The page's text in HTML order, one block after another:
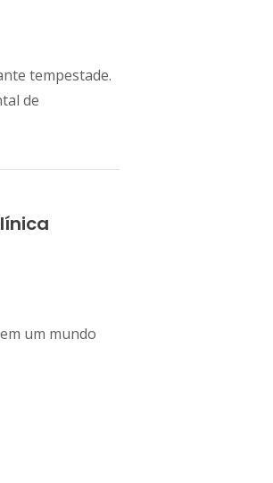
tempestade.
de
um mundo